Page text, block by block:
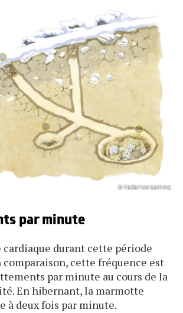
© Federico Gemma
par minute
cardiaque durant cette période
cette fréquence est
par minute au cours de la
En hibernant, la marmotte
à deux fois par minute.